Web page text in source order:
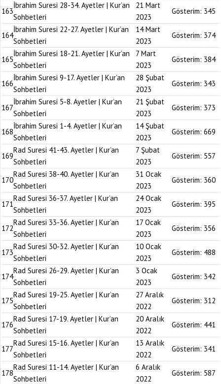
163
İbrahim Suresi 28-34. Ayetler | Kur’an
Sohbetleri
21 Mart
2023
Gösterim: 345
164
İbrahim Suresi 22-27. Ayetler | Kur’an
Sohbetleri
14 Mart
2023
Gösterim: 374
165
İbrahim Suresi 18-21. Ayetler | Kur’an
Sohbetleri
7 Mart
2023
Gösterim: 384
166
İbrahim Suresi 9-17. Ayetler | Kur’an
Sohbetleri
28 Şubat
2023
Gösterim: 343
167
İbrahim Suresi 5-8. Ayetler | Kur’an
Sohbetleri
21 Şubat
2023
Gösterim: 373
168
İbrahim Suresi 1-4. Ayetler | Kur’an
Sohbetleri
14 Şubat
2023
Gösterim: 669
169
Rad Suresi 41-43. Ayetler | Kur’an
Sohbetleri
7 Şubat
2023
Gösterim: 557
170
Rad Suresi 38-40. Ayetler | Kur’an
Sohbetleri
31 Ocak
2023
Gösterim: 360
171
Rad Suresi 36-37. Ayetler | Kur’an
Sohbetleri
24 Ocak
2023
Gösterim: 395
172
Rad Suresi 33-36. Ayetler | Kur’an
Sohbetleri
17 Ocak
2023
Gösterim: 356
173
Rad Suresi 30-32. Ayetler | Kur’an
Sohbetleri
10 Ocak
2023
Gösterim: 488
174
Rad Suresi 26-29. Ayetler | Kur’an
Sohbetleri
3 Ocak
2023
Gösterim: 342
175
Rad Suresi 19-25. Ayetler | Kur’an
Sohbetleri
27 Aralık
2022
Gösterim: 312
176
Rad Suresi 17-19. Ayetler | Kur’an
Sohbetleri
20 Aralık
2022
Gösterim: 441
177
Rad Suresi 15-16. Ayetler | Kur’an
Sohbetleri
13 Aralık
2022
Gösterim: 341
178
Rad Suresi 11-14. Ayetler | Kur’an
Sohbetleri
6 Aralık
2022
Gösterim: 587